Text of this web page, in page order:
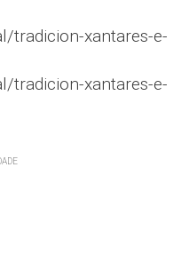
tradicion-xantares-e-
tradicion-xantares-e-